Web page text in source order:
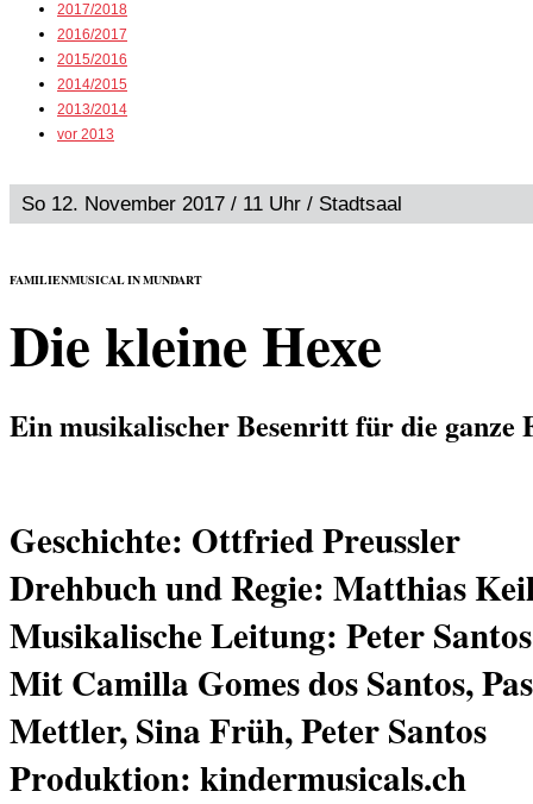
2017/2018
2016/2017
2015/2016
2014/2015
2013/2014
vor 2013
So 12. November 2017 / 11 Uhr / Stadtsaal
FAMILIENMUSICAL IN MUNDART
Die kleine Hexe
Ein musikalischer Besenritt für die ganze
Geschichte: Ottfried Preussler
Drehbuch und Regie: Matthias
Musikalische Leitung: Peter Santos
Mit Camilla Gomes dos Santos,
Mettler, Sina Früh, Peter Santos
Produktion: kindermusicals.ch